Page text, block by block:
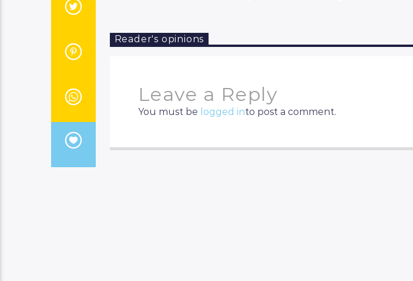
Reader's opinions
Leave a Reply
You must be logged into post a comment.